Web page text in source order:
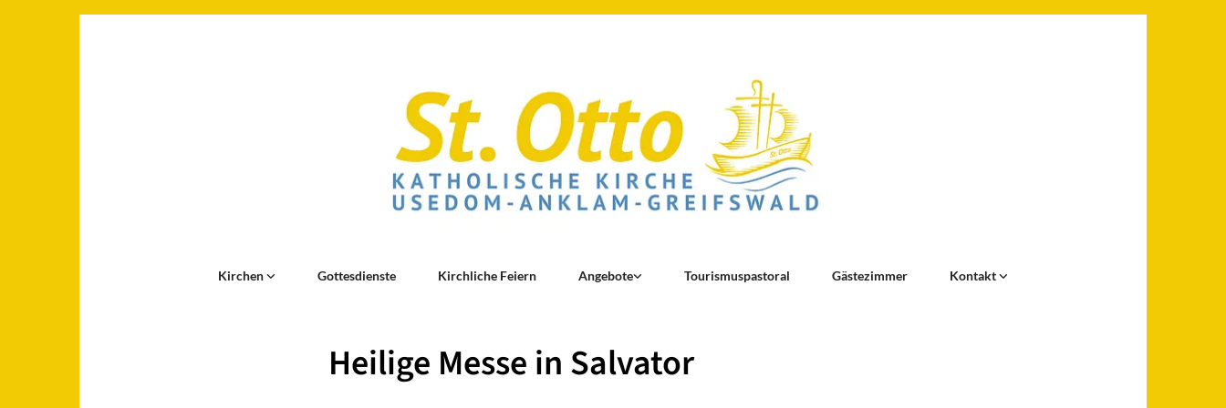
Kirchen Gottesdienste Kirchliche Feiern Angebote Tourismuspastoral Gästezimmer Kontakt
Heilige Messe in Salvator